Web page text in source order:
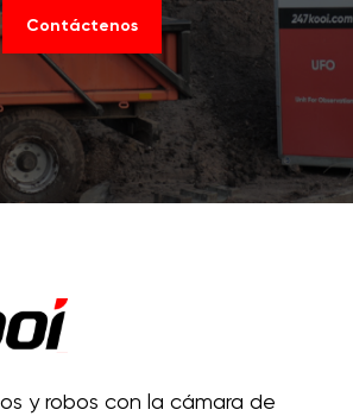
Contáctenos
y robos con la cámara de